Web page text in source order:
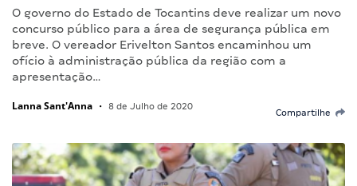
O governo do Estado de Tocantins deve realizar um novo
concurso público para a área de segurança pública em
breve. O vereador Erivelton Santos encaminhou um
ofício à administração pública da região com a
apresentação…
Lanna Sant'Anna • 8 de Julho de 2020
Compartilhe